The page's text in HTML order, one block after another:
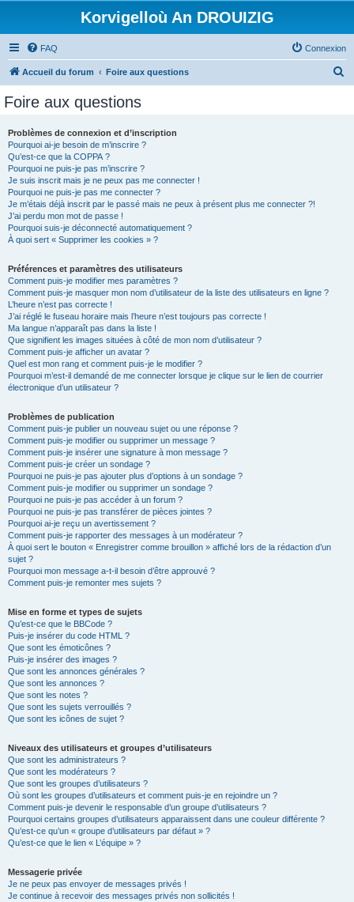
Korvigelloù An DROUIZIG
FAQ Connexion
Accueil du forum Foire aux questions
Foire aux questions
Problèmes de connexion et d’inscription
Pourquoi ai-je besoin de m’inscrire ?
Qu’est-ce que la COPPA ?
Pourquoi ne puis-je pas m’inscrire ?
Je suis inscrit mais je ne peux pas me connecter !
Pourquoi ne puis-je pas me connecter ?
Je m’étais déjà inscrit par le passé mais ne peux à présent plus me connecter ?!
J’ai perdu mon mot de passe !
Pourquoi suis-je déconnecté automatiquement ?
À quoi sert « Supprimer les cookies » ?
Préférences et paramètres des utilisateurs
Comment puis-je modifier mes paramètres ?
Comment puis-je masquer mon nom d’utilisateur de la liste des utilisateurs en ligne ?
L’heure n’est pas correcte !
J’ai réglé le fuseau horaire mais l’heure n’est toujours pas correcte !
Ma langue n’apparaît pas dans la liste !
Que signifient les images situées à côté de mon nom d’utilisateur ?
Comment puis-je afficher un avatar ?
Quel est mon rang et comment puis-je le modifier ?
Pourquoi m’est-il demandé de me connecter lorsque je clique sur le lien de courrier
électronique d’un utilisateur ?
Problèmes de publication
Comment puis-je publier un nouveau sujet ou une réponse ?
Comment puis-je modifier ou supprimer un message ?
Comment puis-je insérer une signature à mon message ?
Comment puis-je créer un sondage ?
Pourquoi ne puis-je pas ajouter plus d’options à un sondage ?
Comment puis-je modifier ou supprimer un sondage ?
Pourquoi ne puis-je pas accéder à un forum ?
Pourquoi ne puis-je pas transférer de pièces jointes ?
Pourquoi ai-je reçu un avertissement ?
Comment puis-je rapporter des messages à un modérateur ?
À quoi sert le bouton « Enregistrer comme brouillon » affiché lors de la rédaction d’un
sujet ?
Pourquoi mon message a-t-il besoin d’être approuvé ?
Comment puis-je remonter mes sujets ?
Mise en forme et types de sujets
Qu’est-ce que le BBCode ?
Puis-je insérer du code HTML ?
Que sont les émoticônes ?
Puis-je insérer des images ?
Que sont les annonces générales ?
Que sont les annonces ?
Que sont les notes ?
Que sont les sujets verrouillés ?
Que sont les icônes de sujet ?
Niveaux des utilisateurs et groupes d’utilisateurs
Que sont les administrateurs ?
Que sont les modérateurs ?
Que sont les groupes d’utilisateurs ?
Où sont les groupes d’utilisateurs et comment puis-je en rejoindre un ?
Comment puis-je devenir le responsable d’un groupe d’utilisateurs ?
Pourquoi certains groupes d’utilisateurs apparaissent dans une couleur différente ?
Qu’est-ce qu’un « groupe d’utilisateurs par défaut » ?
Qu’est-ce que le lien « L’équipe » ?
Messagerie privée
Je ne peux pas envoyer de messages privés !
Je continue à recevoir des messages privés non sollicités !